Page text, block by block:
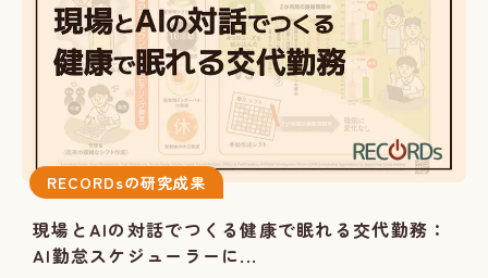
RECORDsの研究成果
現場とAIの対話でつくる健康で眠れる交代勤務：
AI勤怠スケジューラーに...